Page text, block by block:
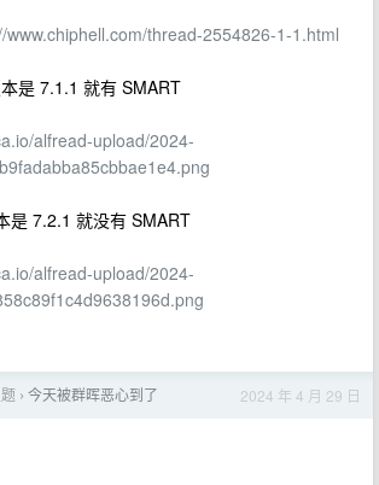
www.chiphell.com/thread-2554826-1-1.html
是 7.1.1 就有 SMART
alfread-upload/2024-
是 7.2.1 就没有 SMART
alfread-upload/2024-
› 今天被群晖恶心到了 2024 年 4 月 29 日